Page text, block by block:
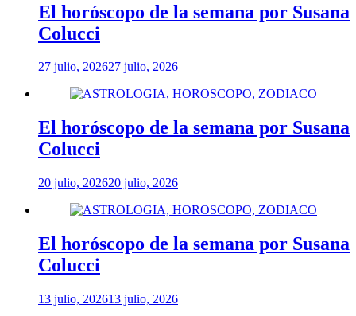
El horóscopo de la semana por Susana
Colucci
27 julio, 202627 julio, 2026
El horóscopo de la semana por Susana
Colucci
20 julio, 202620 julio, 2026
El horóscopo de la semana por Susana
Colucci
13 julio, 202613 julio, 2026